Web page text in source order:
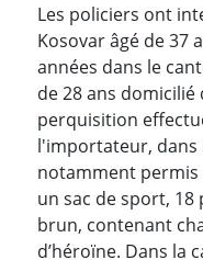
Les policiers ont
Kosovar âgé de 37
années dans le
de 28 ans domicilié
perquisition
l'importateur, dans
notamment permis
un sac de sport, 18
brun, contenant
d’héroïne. Dans la